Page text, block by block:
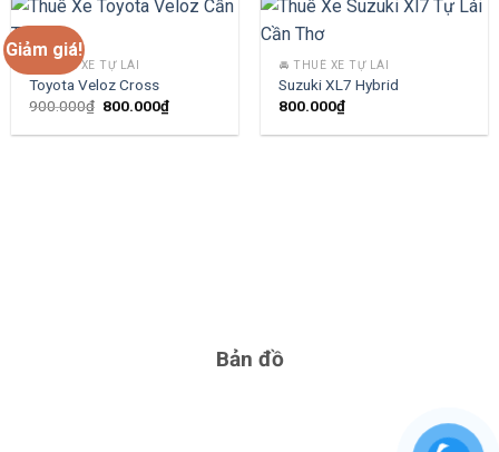
Giảm giá!
🚘 THUÊ XE TỰ LÁI
Toyota Veloz Cross
900.000₫ Giá
là:
800.000₫Giá
tại
🚘 THUÊ XE TỰ LÁI
Suzuki XL7 Hybrid
800.000₫
Bản đồ